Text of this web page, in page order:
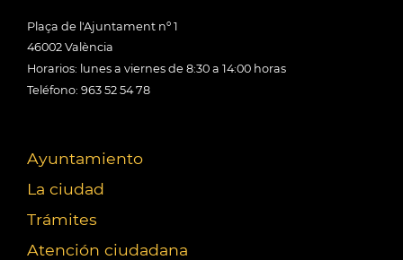
Plaça de l'Ajuntament nº 1
46002 València
Horarios: lunes a viernes de 8:30 a 14:00 horas
Teléfono: 963 52 54 78
Ayuntamiento
La ciudad
Trámites
Atención ciudadana